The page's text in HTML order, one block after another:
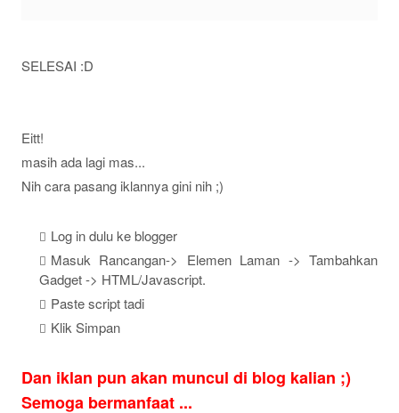
SELESAI :D
Eitt!
masih ada lagi mas...
Nih cara pasang iklannya gini nih ;)
Log in dulu ke blogger
Masuk Rancangan-> Elemen Laman -> Tambahkan
Gadget -> HTML/Javascript.
Paste script tadi
Klik Simpan
Dan iklan pun akan muncul di blog kalian ;)
Semoga bermanfaat ...